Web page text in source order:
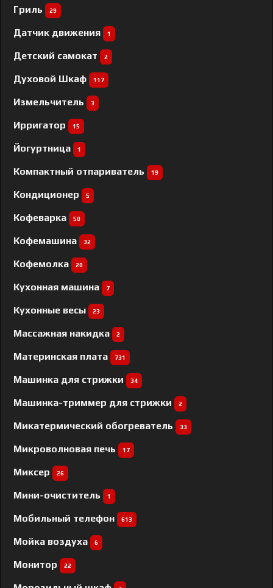
Гриль 29
Датчик движения 1
Детский самокат 2
Духовой Шкаф 117
Измельчитель 3
Ирригатор 15
Йогуртница 1
Компактный отпариватель 19
Кондиционер 5
Кофеварка 50
Кофемашина 32
Кофемолка 20
Кухонная машина 7
Кухонные весы 23
Массажная накидка 2
Материнская плата 731
Машинка для стрижки 34
Машинка-триммер для стрижки 2
Микатермический обогреватель 33
Микроволновая печь 17
Миксер 26
Мини-очиститель 1
Мобильный телефон 613
Мойка воздуха 6
Монитор 22